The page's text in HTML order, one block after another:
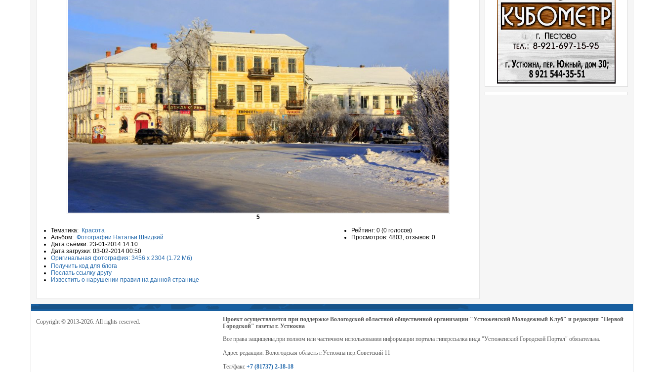
5
Тематика: Красота
Альбом: Фотографии Натальи Швидкий
Дата съёмки: 23-01-2014 14:10
Дата загрузки: 03-02-2014 00:50
Оригинальная фотография: 3456 x 2304 (1.72 Мб)
Рейтинг: 0 (0 голосов)
Просмотров: 4803, отзывов: 0
Получить код для блога
Послать ссылку другу
Известить о нарушении правил на данной странице
Copyright © 2013-2026. All rights reserved.
Проект осуществляется при поддержке Вологодской областной общественной организации "Устюженский Молодежный Клуб" и редакции "Первой
Городской" газеты г. Устюжна
Все права защищены,при полном или частичном использовании информации портала гиперссылка вида "Устюженский Городской Портал" обязательна.
Адрес редакции: Вологодская область г.Устюжна пер.Советский 11
Тел/факс +7 (81737) 2-18-18